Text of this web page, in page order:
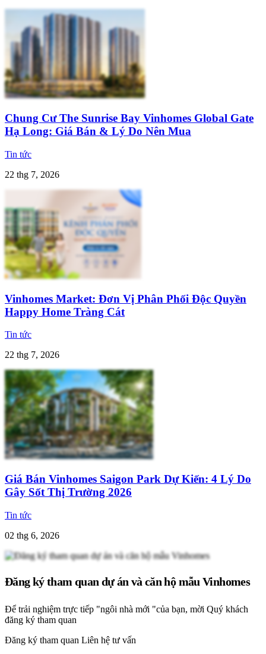
Chung Cư The Sunrise Bay Vinhomes Global Gate
Hạ Long: Giá Bán & Lý Do Nên Mua
Tin tức
22 thg 7, 2026
Vinhomes Market: Đơn Vị Phân Phối Độc Quyền
Happy Home Tràng Cát
Tin tức
22 thg 7, 2026
Giá Bán Vinhomes Saigon Park Dự Kiến: 4 Lý Do
Gây Sốt Thị Trường 2026
Tin tức
02 thg 6, 2026
Đăng ký tham quan dự án và căn hộ mẫu Vinhomes
Để trải nghiệm trực tiếp "ngôi nhà mới "của bạn, mời Quý khách
đăng ký tham quan
Đăng ký tham quan Liên hệ tư vấn